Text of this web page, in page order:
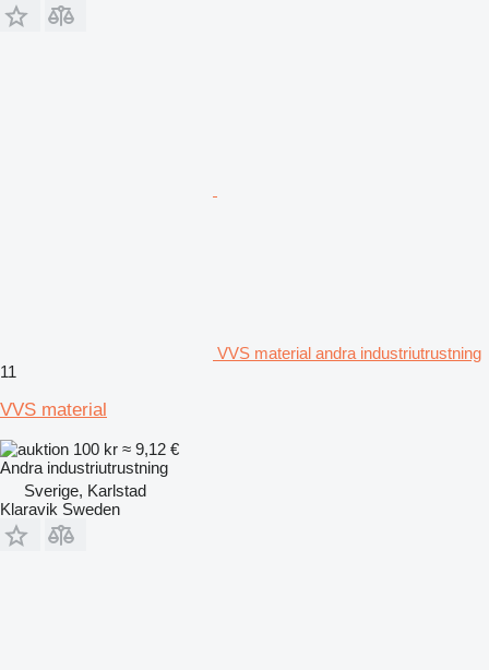
VVS material andra industriutrustning
11
VVS material
100 kr ≈ 9,12 €
Andra industriutrustning
Sverige, Karlstad
Klaravik Sweden